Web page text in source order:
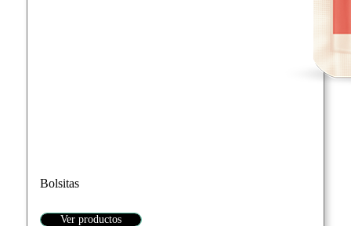
Bolsitas
Ver productos